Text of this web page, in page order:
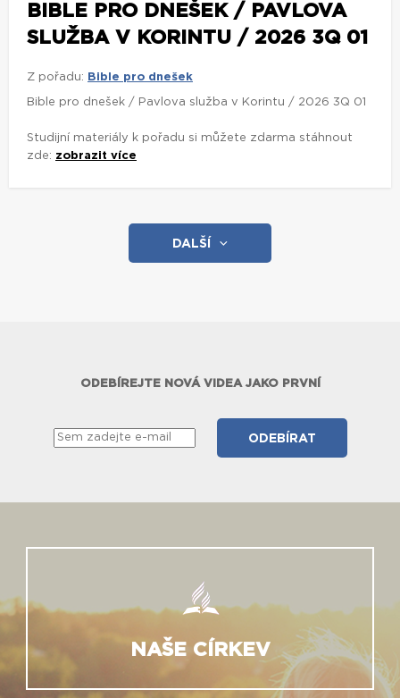
BIBLE PRO DNEŠEK / PAVLOVA
SLUŽBA V KORINTU / 2026 3Q 01
Z pořadu: Bible pro dnešek
Bible pro dnešek / Pavlova služba v Korintu / 2026 3Q 01
Studijní materiály k pořadu si můžete zdarma stáhnout
zde: zobrazit více
DALŠÍ
ODEBÍREJTE NOVÁ VIDEA JAKO PRVNÍ
NAŠE CÍRKEV